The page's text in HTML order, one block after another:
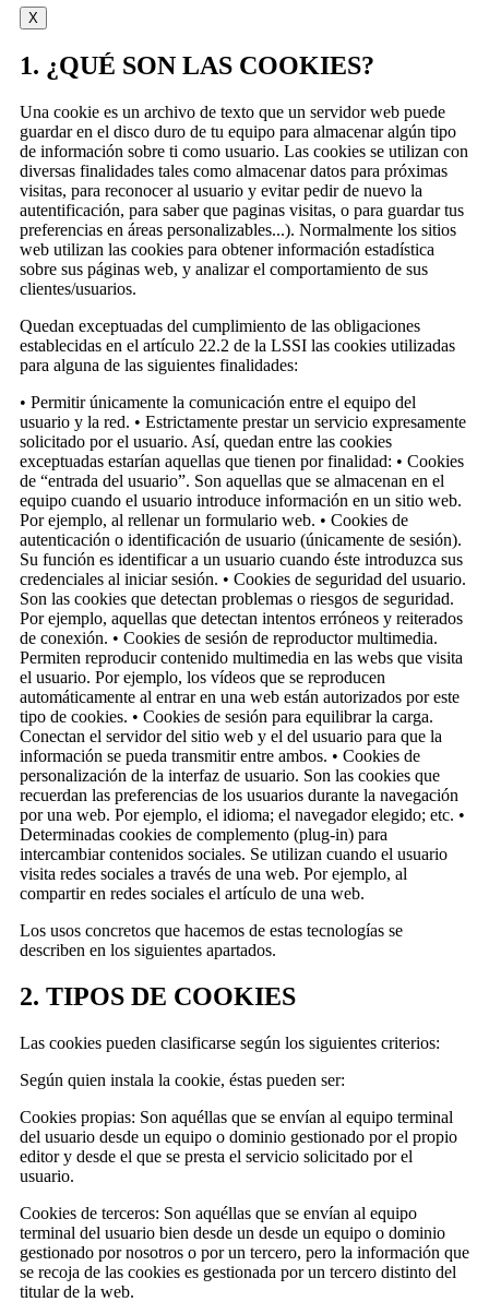
X
1. ¿QUÉ SON LAS COOKIES?
Una cookie es un archivo de texto que un servidor web puede
guardar en el disco duro de tu equipo para almacenar algún tipo
de información sobre ti como usuario. Las cookies se utilizan con
diversas finalidades tales como almacenar datos para próximas
visitas, para reconocer al usuario y evitar pedir de nuevo la
autentificación, para saber que paginas visitas, o para guardar tus
preferencias en áreas personalizables...). Normalmente los sitios
web utilizan las cookies para obtener información estadística
sobre sus páginas web, y analizar el comportamiento de sus
clientes/usuarios.
Quedan exceptuadas del cumplimiento de las obligaciones
establecidas en el artículo 22.2 de la LSSI las cookies utilizadas
para alguna de las siguientes finalidades:
• Permitir únicamente la comunicación entre el equipo del
usuario y la red. • Estrictamente prestar un servicio expresamente
solicitado por el usuario. Así, quedan entre las cookies
exceptuadas estarían aquellas que tienen por finalidad: • Cookies
de “entrada del usuario”. Son aquellas que se almacenan en el
equipo cuando el usuario introduce información en un sitio web.
Por ejemplo, al rellenar un formulario web. • Cookies de
autenticación o identificación de usuario (únicamente de sesión).
Su función es identificar a un usuario cuando éste introduzca sus
credenciales al iniciar sesión. • Cookies de seguridad del usuario.
Son las cookies que detectan problemas o riesgos de seguridad.
Por ejemplo, aquellas que detectan intentos erróneos y reiterados
de conexión. • Cookies de sesión de reproductor multimedia.
Permiten reproducir contenido multimedia en las webs que visita
el usuario. Por ejemplo, los vídeos que se reproducen
automáticamente al entrar en una web están autorizados por este
tipo de cookies. • Cookies de sesión para equilibrar la carga.
Conectan el servidor del sitio web y el del usuario para que la
información se pueda transmitir entre ambos. • Cookies de
personalización de la interfaz de usuario. Son las cookies que
recuerdan las preferencias de los usuarios durante la navegación
por una web. Por ejemplo, el idioma; el navegador elegido; etc. •
Determinadas cookies de complemento (plug-in) para
intercambiar contenidos sociales. Se utilizan cuando el usuario
visita redes sociales a través de una web. Por ejemplo, al
compartir en redes sociales el artículo de una web.
Los usos concretos que hacemos de estas tecnologías se
describen en los siguientes apartados.
2. TIPOS DE COOKIES
Las cookies pueden clasificarse según los siguientes criterios:
Según quien instala la cookie, éstas pueden ser:
Cookies propias: Son aquéllas que se envían al equipo terminal
del usuario desde un equipo o dominio gestionado por el propio
editor y desde el que se presta el servicio solicitado por el
usuario.
Cookies de terceros: Son aquéllas que se envían al equipo
terminal del usuario bien desde un desde un equipo o dominio
gestionado por nosotros o por un tercero, pero la información que
se recoja de las cookies es gestionada por un tercero distinto del
titular de la web.